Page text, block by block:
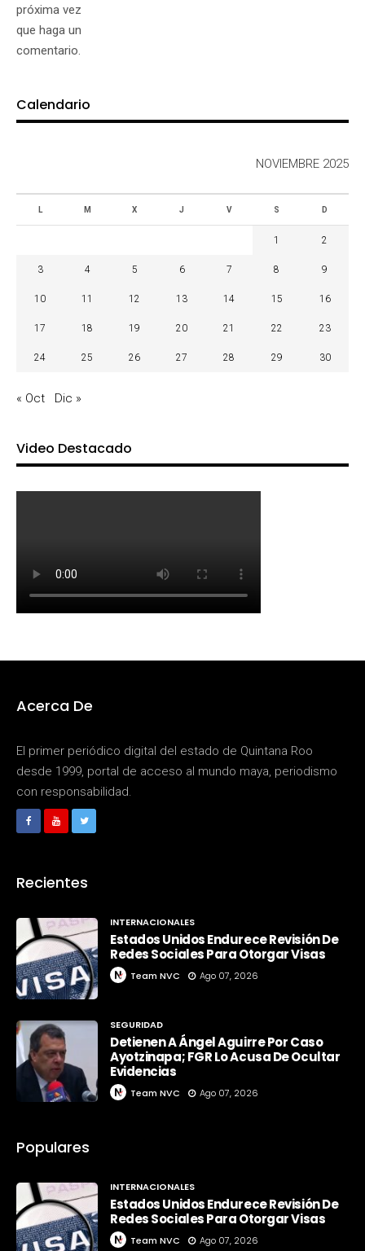
próxima vez
que haga un
comentario.
Calendario
NOVIEMBRE 2025
L M X J V S D
1 2
3 4 5 6 7 8 9
10 11 12 13 14 15 16
17 18 19 20 21 22 23
24 25 26 27 28 29 30
« Oct Dic »
Video Destacado
Acerca De
El primer periódico digital del estado de Quintana Roo
desde 1999, portal de acceso al mundo maya, periodismo
con responsabilidad.
Recientes
INTERNACIONALES
Estados Unidos Endurece Revisión De
Redes Sociales Para Otorgar Visas
Team NVC Ago 07, 2026
SEGURIDAD
Detienen A Ángel Aguirre Por Caso
Ayotzinapa; FGR Lo Acusa De Ocultar
Evidencias
Team NVC Ago 07, 2026
Populares
INTERNACIONALES
Estados Unidos Endurece Revisión De
Redes Sociales Para Otorgar Visas
Team NVC Ago 07, 2026